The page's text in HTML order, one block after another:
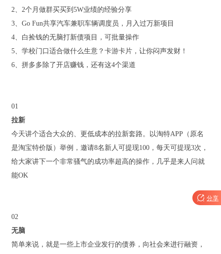
2、2个月做群买买到5W业绩的经验分享
3、Go Fun共享汽车兼职车辆调度员，月入过万新项目
4、白捡钱的无脑打新债项目，可批量操作
5、学校门口适合做什么生意？卡游卡片，让你闷声发财！
6、拼多多除了开店赚钱，还有这4个渠道
01
拉新
今天讲个适合大众的、更低成本的拉新套路。以淘特APP（原名
是淘宝特价版）举例，邀请8名新人可提现100，每天可提现3次，
给大家讲下一个非常骚气的成功率超高的操作，几乎是来人问就
能OK
02
无脑
简单来说，就是一些上市企业发行的债券，向社会来进行融资，
 分享